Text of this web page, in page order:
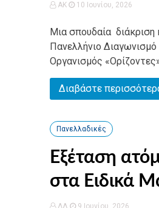
AK 10 Ιουνίου, 2026
Μια σπουδαία
Πανελλήνιο
Οργανισμός
Διαβάστε
Πανελλαδικές
Εξέταση
στα Ειδικά
ΔΛ 9 Ιουνίου, 2026